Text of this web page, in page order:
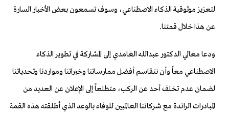
لتعزيز موثوقية الذكاء الاصطناعي، وسوف تسمعون بعض الأخبار السارة
عن هذا خلال قمتنا.
ودعا معالي الدكتور عبدالله الغامدي إلى المشاركة في تطوير الذكاء
الاصطناعي معاً وأن نتقاسم أفضل ممارساتنا وخبراتنا ومواردنا وتحدياتنا
لضمان عدم تخلف أحد عن الركب، متطلعاً إلى الإعلان عن العديد من
المبادرات الرائدة مع شركائنا العالميين للوفاء بالوعد الذي أطلقته هذه القمة